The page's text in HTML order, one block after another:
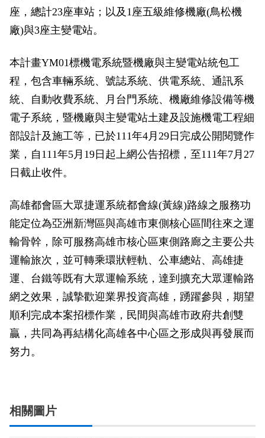
捷運黃線
環狀輕軌
Open Data
相關連結
輕軌簡介
輕軌與公車捷運
無架空線
組織職掌
座，總計23座車站；以及1座五級維修機廠(鳥松機
廠)與3座主變電站。
本計畫YM01標機電系統暨機廠與主變電站統包工
程，包含車輛系統、號誌系統、供電系統、通訊系
統、自動收費系統、月台門系統、機廠維修設備等機
電子系統，暨機廠與主變電站土建及設施機電工程細
部設計及施工等，已於111年4月29日完成公開閱覽作
業，自111年5月19日起上網公告招標，至111年7月27
日截止收件。
高雄都會區大眾捷運系統都會線(黃線)路線之服務功
能定位為亞洲新灣區與高雄市東側核心區間往來之運
輸骨幹，除可服務高雄市核心區東側路廊之主要公共
運輸旅次，並可轉乘環狀輕軌、公車總站、高雄捷
運、台鐵等既有大眾運輸系統，達到擴充大眾運輸路
網之效果，誠摯歡迎業界投資高雄，踴躍參與，期望
順利完成本案招標作業，民間與高雄市政府共創雙
贏，共同為再結構化高雄各中心區之形成與再發展而
努力。
相關圖片